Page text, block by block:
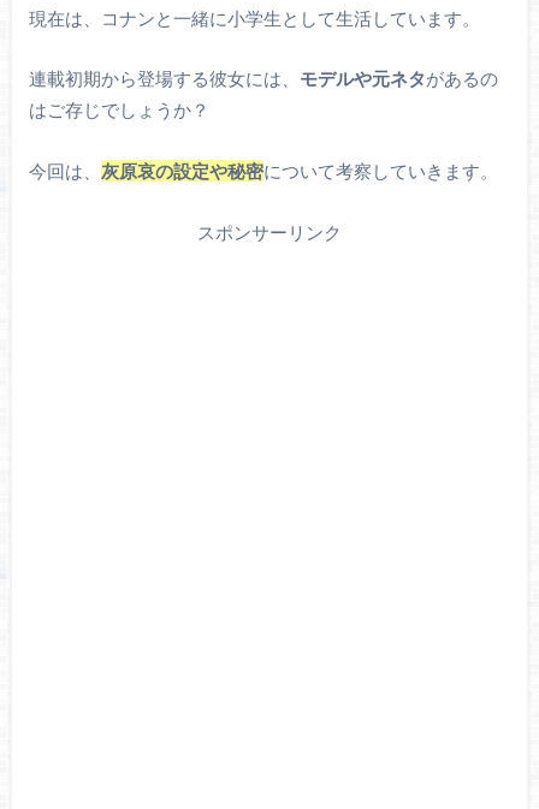
現在は、コナンと一緒に小学生として生活しています。
連載初期から登場する彼女には、 モデルや元ネタがあるの
はご存じでしょうか？
今回は、 灰原哀の設定や秘密について考察していきます。
スポンサーリンク